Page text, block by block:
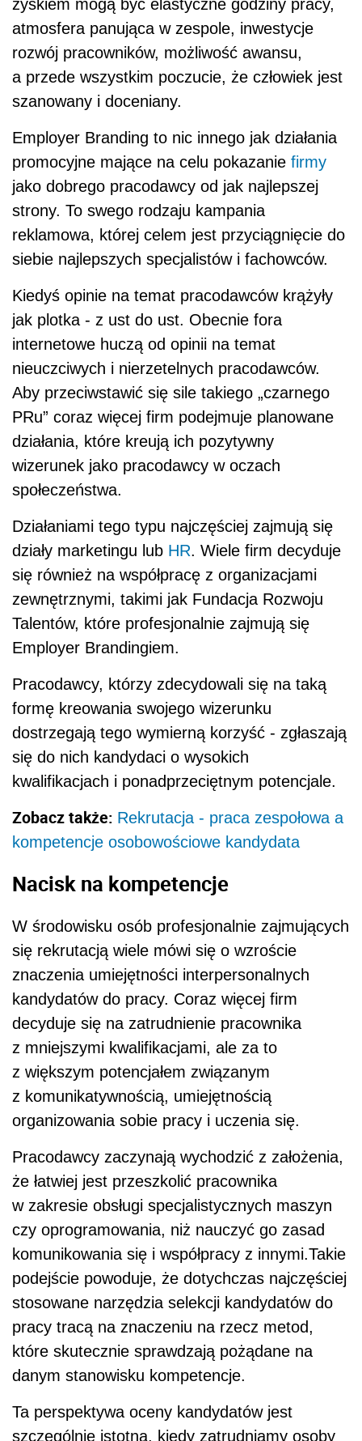
zyskiem mogą być elastyczne godziny pracy,
atmosfera panująca w zespole, inwestycje
rozwój pracowników, możliwość awansu,
a przede wszystkim poczucie, że człowiek jest
szanowany i doceniany.
Employer Branding to nic innego jak działania
promocyjne mające na celu pokazanie firmy
jako dobrego pracodawcy od jak najlepszej
strony. To swego rodzaju kampania
reklamowa, której celem jest przyciągnięcie do
siebie najlepszych specjalistów i fachowców.
Kiedyś opinie na temat pracodawców krążyły
jak plotka - z ust do ust. Obecnie fora
internetowe huczą od opinii na temat
nieuczciwych i nierzetelnych pracodawców.
Aby przeciwstawić się sile takiego „czarnego
PRu” coraz więcej firm podejmuje planowane
działania, które kreują ich pozytywny
wizerunek jako pracodawcy w oczach
społeczeństwa.
Działaniami tego typu najczęściej zajmują się
działy marketingu lub HR. Wiele firm decyduje
się również na współpracę z organizacjami
zewnętrznymi, takimi jak Fundacja Rozwoju
Talentów, które profesjonalnie zajmują się
Employer Brandingiem.
Pracodawcy, którzy zdecydowali się na taką
formę kreowania swojego wizerunku
dostrzegają tego wymierną korzyść - zgłaszają
się do nich kandydaci o wysokich
kwalifikacjach i ponadprzeciętnym potencjale.
Zobacz także: Rekrutacja - praca zespołowa a
kompetencje osobowościowe kandydata
Nacisk na kompetencje
W środowisku osób profesjonalnie zajmujących
się rekrutacją wiele mówi się o wzroście
znaczenia umiejętności interpersonalnych
kandydatów do pracy. Coraz więcej firm
decyduje się na zatrudnienie pracownika
z mniejszymi kwalifikacjami, ale za to
z większym potencjałem związanym
z komunikatywnością, umiejętnością
organizowania sobie pracy i uczenia się.
Pracodawcy zaczynają wychodzić z założenia,
że łatwiej jest przeszkolić pracownika
w zakresie obsługi specjalistycznych maszyn
czy oprogramowania, niż nauczyć go zasad
komunikowania się i współpracy z innymi.Takie
podejście powoduje, że dotychczas najczęściej
stosowane narzędzia selekcji kandydatów do
pracy tracą na znaczeniu na rzecz metod,
które skutecznie sprawdzają pożądane na
danym stanowisku kompetencje.
Ta perspektywa oceny kandydatów jest
szczególnie istotna, kiedy zatrudniamy osoby